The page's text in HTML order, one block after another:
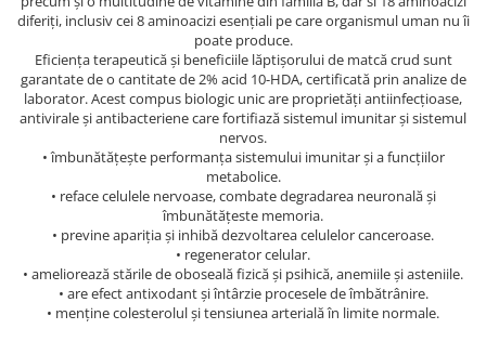
diferiți, inclusiv cei 8 aminoacizi esențiali pe care organismul uman nu îi
poate produce.
Eficienţa terapeutică şi beneficiile lăptişorului de matcă crud sunt
garantate de o cantitate de 2% acid 10-HDA, certificată prin analize de
laborator. Acest compus biologic unic are proprietăţi antiinfecţioase,
antivirale şi antibacteriene care fortifiază sistemul imunitar şi sistemul
nervos.
• îmbunătățește performanța sistemului imunitar și a funcțiilor
metabolice.
• reface celulele nervoase, combate degradarea neuronală și
îmbunătățeste memoria.
• previne apariția și inhibă dezvoltarea celulelor canceroase.
• regenerator celular.
• ameliorează stările de oboseală fizică și psihică, anemiile și asteniile.
• are efect antixodant și întârzie procesele de îmbătrânire.
• menține colesterolul și tensiunea arterială în limite normale.